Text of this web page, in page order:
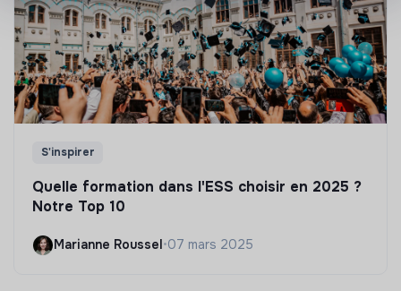
S'inspirer
Quelle formation dans l'ESS choisir en 2025 ?
Notre Top 10
Marianne Roussel•07 mars 2025